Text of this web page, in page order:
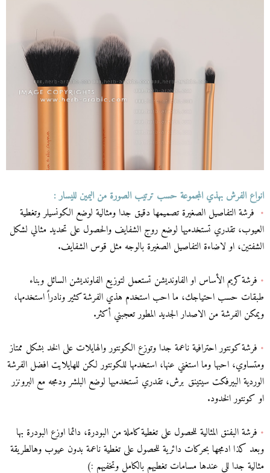
انواع الفرش بهذي المجموعة حسب ترتيب الصورة من اليمين لليسار :
• فرشة التفاصيل الصغيرة تصميمها دقيق جدا ومثالية لوضع الكونسيلر وتغطية
العيوب، تقدري تستخدميها لوضع روج الشفايف والحصول على تحديد مثالي لشكل
الشفتين، او لاضاءة التفاصيل الصغيرة بالوجه مثل قوس الشفايف.
• فرشة كريم الأساس او الفاونديشن تستعمل لتوزيع الفاونديشن السائل وبناء
طبقات حسب احتياجك، ما احب استخدم هذي الفرشة كثير ونادراً استخدمها،
ويمكن الفرشة من الاصدار الجديد المطور تعجبني أكثر.
• فرشة كونتور احترافية ناعمة جدا وتوزع الكونتور والهايلات على الخد بشكل ممتاز
ومتساوي، احبها وما استغني عنها، استخدمها للكونتور لكن للهايلايت افضل الفرشة
الوردية البيرفكت سيتينق برش، تقدري تستخدميها لوضع البلشر ودمجه مع البرونزر
او كونتور الخدود.
• فرشة البفنق المثالية للحصول على تغطية كاملة من البودرة، دائما اوزع البودرة بها
وبعد كذا ادمجها بحركات دائرية للحصول على تغطية ناعمة بدون عيوب وهالطريقة
مثالية جدا للي عندها مسامات تغطيهم بالكامل وتخفيهم :)